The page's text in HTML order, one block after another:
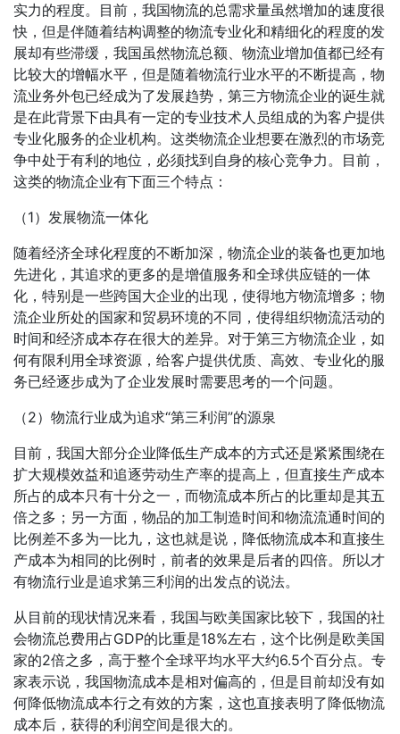
实力的程度。目前，我国物流的总需求量虽然增加的速度很
快，但是伴随着结构调整的物流专业化和精细化的程度的发
展却有些滞缓，我国虽然物流总额、物流业增加值都已经有
比较大的增幅水平，但是随着物流行业水平的不断提高，物
流业务外包已经成为了发展趋势，第三方物流企业的诞生就
是在此背景下由具有一定的专业技术人员组成的为客户提供
专业化服务的企业机构。这类物流企业想要在激烈的市场竞
争中处于有利的地位，必须找到自身的核心竞争力。目前，
这类的物流企业有下面三个特点：
（1）发展物流一体化
随着经济全球化程度的不断加深，物流企业的装备也更加地
先进化，其追求的更多的是增值服务和全球供应链的一体
化，特别是一些跨国大企业的出现，使得地方物流增多；物
流企业所处的国家和贸易环境的不同，使得组织物流活动的
时间和经济成本存在很大的差异。对于第三方物流企业，如
何有限利用全球资源，给客户提供优质、高效、专业化的服
务已经逐步成为了企业发展时需要思考的一个问题。
（2）物流行业成为追求“第三利润”的源泉
目前，我国大部分企业降低生产成本的方式还是紧紧围绕在
扩大规模效益和追逐劳动生产率的提高上，但直接生产成本
所占的成本只有十分之一，而物流成本所占的比重却是其五
倍之多；另一方面，物品的加工制造时间和物流流通时间的
比例差不多为一比九，这也就是说，降低物流成本和直接生
产成本为相同的比例时，前者的效果是后者的四倍。所以才
有物流行业是追求第三利润的出发点的说法。
从目前的现状情况来看，我国与欧美国家比较下，我国的社
会物流总费用占GDP的比重是18%左右，这个比例是欧美国
家的2倍之多，高于整个全球平均水平大约6.5个百分点。专
家表示说，我国物流成本是相对偏高的，但是目前却没有如
何降低物流成本行之有效的方案，这也直接表明了降低物流
成本后，获得的利润空间是很大的。